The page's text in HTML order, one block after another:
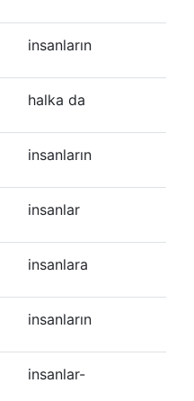
insanların
halka da
insanların
insanlar
insanlara
insanların
insanlar-